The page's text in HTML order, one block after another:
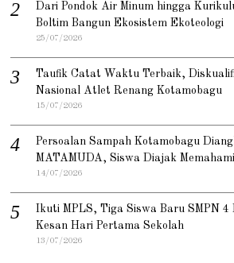
Dari Pondok Air Minum hingga
Boltim Bangun Ekosistem Ekoteologi
25/07/2026
Taufik Catat Waktu Terbaik,
Nasional Atlet Renang Kotamobagu
15/07/2026
Persoalan Sampah Kotamobagu
MATAMUDA, Siswa Diajak
14/07/2026
Ikuti MPLS, Tiga Siswa Baru SMPN 4
Kesan Hari Pertama Sekolah
13/07/2026